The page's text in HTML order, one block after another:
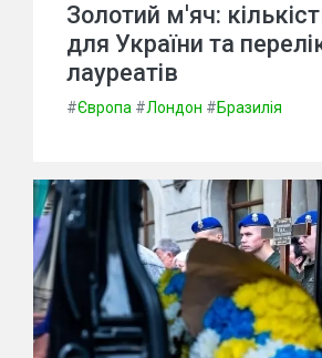
Золотий м'яч:
для України та
лауреатів
#Європа #Лондон #Бразилія